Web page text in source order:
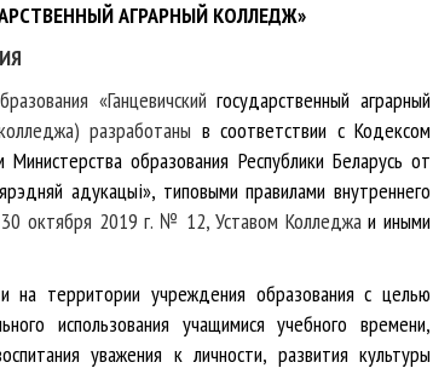
АГРАРНЫЙ КОЛЛЕДЖ»
«Ганцевичский государственный аграрный
разработаны всоответствии с Кодексом
образования Республики Беларусь от
адукацыi», типовыми правилами внутреннего
30 октября 2019 г. № 12, Уставом Колледжаи иными
на территории учреждения образования с целью
использования учащимися учебного времени,
уважения к личности, развития культуры